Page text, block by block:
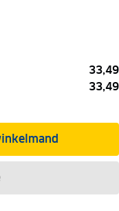
33,49
33,49